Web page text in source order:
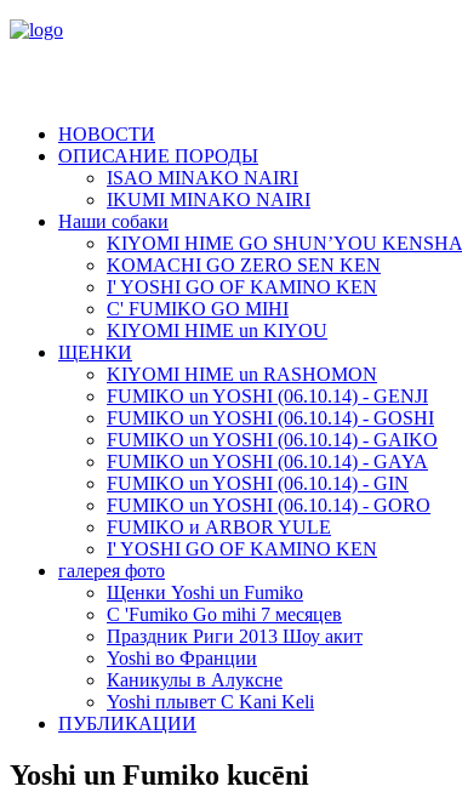
НОВОСТИ
ОПИСАНИЕ ПОРОДЫ
ISAO MINAKO NAIRI
IKUMI MINAKO NAIRI
Наши собаки
KIYOMI HIME GO SHUN’YOU KENSHA
KOMACHI GO ZERO SEN KEN
I' YOSHI GO OF KAMINO KEN
C' FUMIKO GO MIHI
KIYOMI HIME un KIYOU
ЩЕНКИ
KIYOMI HIME un RASHOMON
FUMIKO un YOSHI (06.10.14) - GENJI
FUMIKO un YOSHI (06.10.14) - GOSHI
FUMIKO un YOSHI (06.10.14) - GAIKO
FUMIKO un YOSHI (06.10.14) - GAYA
FUMIKO un YOSHI (06.10.14) - GIN
FUMIKO un YOSHI (06.10.14) - GORO
FUMIKO и ARBOR YULE
I' YOSHI GO OF KAMINO KEN
галерея фото
Щенки Yoshi un Fumiko
C 'Fumiko Go mihi 7 месяцев
Праздник Риги 2013 Шоу акит
Yoshi во Франции
Каникулы в Алуксне
Yoshi плывет C Kani Keli
ПУБЛИКАЦИИ
Yoshi un Fumiko kucēni